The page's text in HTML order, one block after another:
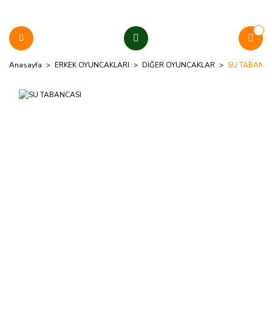
Anasayfa ERKEK OYUNCAKLARI DİĞER OYUNCAKLAR SU